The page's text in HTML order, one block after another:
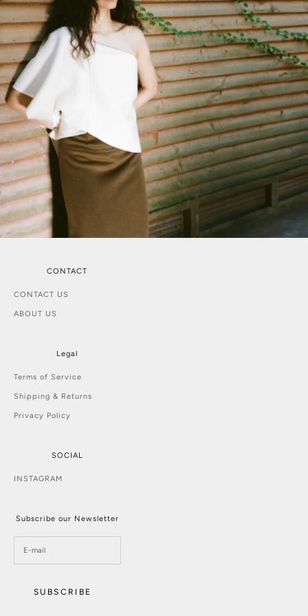
CONTACT
CONTACT US
ABOUT US
Legal
Terms of Service
Shipping & Returns
Privacy Policy
SOCIAL
INSTAGRAM
Subscribe our Newsletter
SUBSCRIBE